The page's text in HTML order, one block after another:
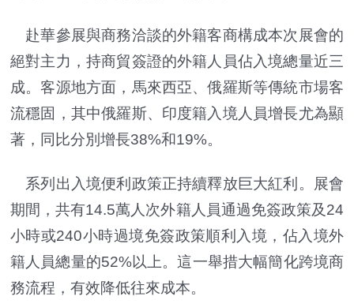
赴華參展與商務洽談的外籍客商構成本次展會的
絕對主力，持商貿簽證的外籍人員佔入境總量近三
成。客源地方面，馬來西亞、俄羅斯等傳統市場客
流穩固，其中俄羅斯、印度籍入境人員增長尤為顯
著，同比分別增長38%和19%。
系列出入境便利政策正持續釋放巨大紅利。展會
期間，共有14.5萬人次外籍人員通過免簽政策及24
小時或240小時過境免簽政策順利入境，佔入境外
籍人員總量的52%以上。這一舉措大幅簡化跨境商
務流程，有效降低往來成本。